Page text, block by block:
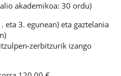
akademikoa: 30 ordu)
eta 3. egunean) eta gaztelania
zerbitzurik izango